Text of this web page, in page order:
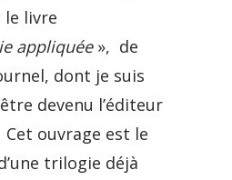
le livre
appliquée », de
dont je suis
devenu l’éditeur
ouvrage est le
trilogie déjà